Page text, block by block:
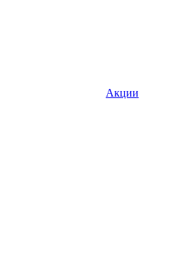
Акции